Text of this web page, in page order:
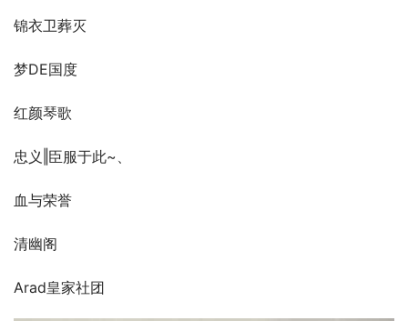
锦衣卫葬灭
梦DE国度
红颜琴歌
忠义‖臣服于此~、
血与荣誉
清幽阁
Arad皇家社团